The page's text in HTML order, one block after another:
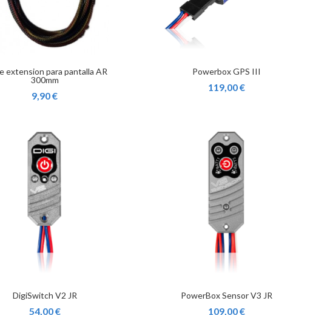
extension para pantalla AR
300mm
9,90 €
Powerbox GPS III
119,00 €
DigiSwitch V2 JR
54,00 €
PowerBox Sensor V3 JR
109,00 €